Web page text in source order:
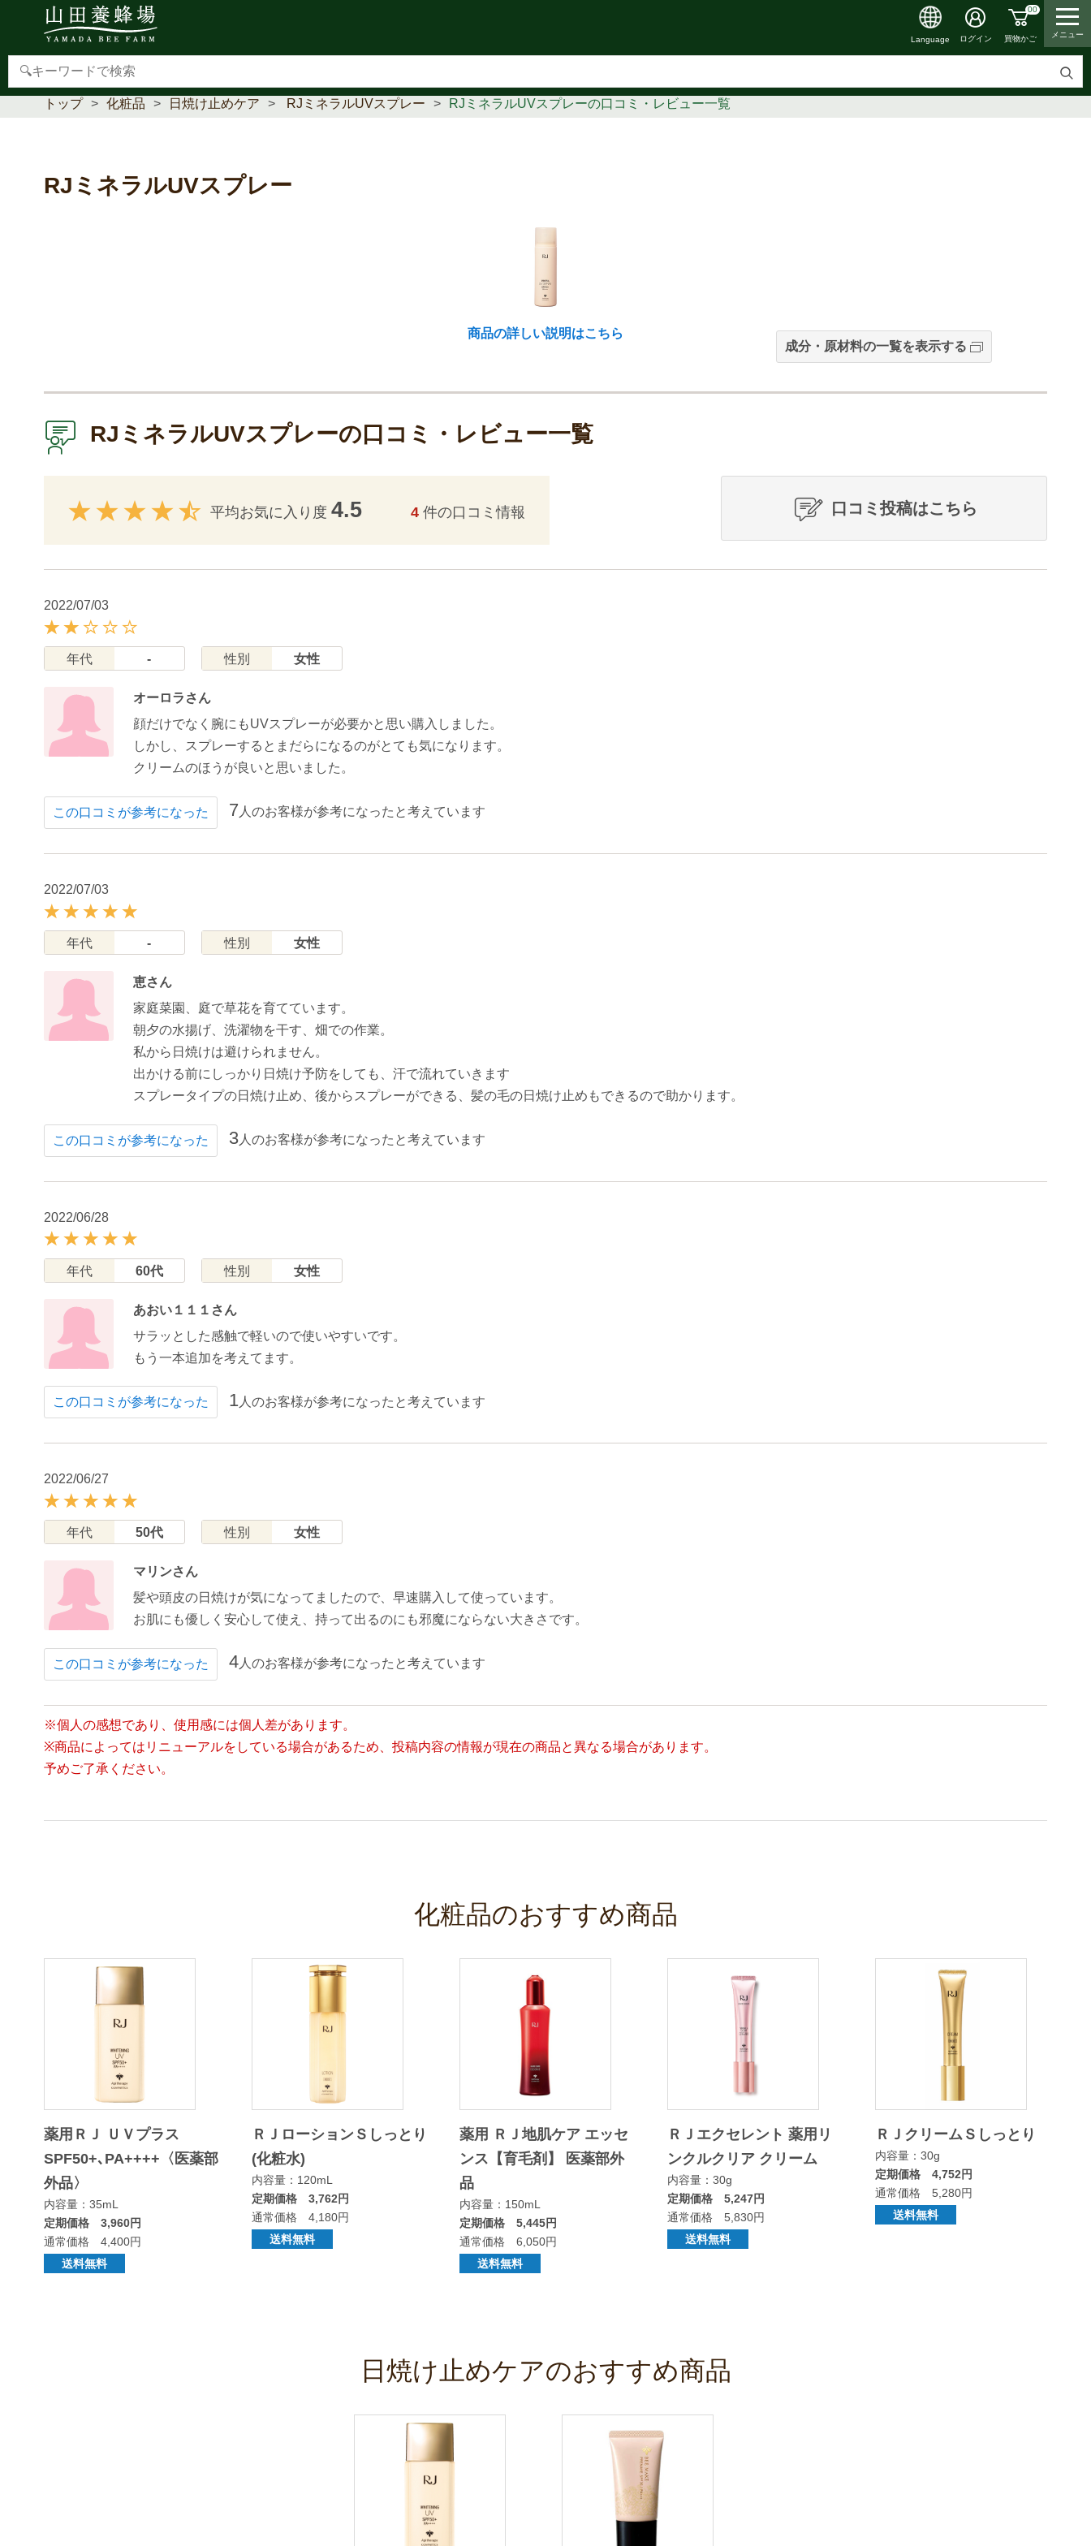
検
Language ログイン
00
買物かご メニュー
【重要】本人認証サービス(3Dセキュア2.0)導入のお知らせ
トップ 化粧品 日焼け止めケア RJミネラルUVスプレー RJミネラルUVスプレーの口コミ・レビュー一覧
RJミネラルUVスプレー
商品の詳しい説明はこちら
成分・原材料の一覧を表示する
RJミネラルUVスプレーの口コミ・レビュー一覧
口コミ投稿はこちら
平均お気に入り度 4.5 4 件の口コミ情報
2022/07/03
年代 - 性別 女性
オーロラさん
顔だけでなく腕にもUVスプレーが必要かと思い購入しました。
しかし、スプレーするとまだらになるのがとても気になります。
クリームのほうが良いと思いました。
この口コミが参考になった 7 人のお客様が参考になったと考えています
2022/07/03
年代 - 性別 女性
恵さん
家庭菜園、庭で草花を育てています。
朝夕の水揚げ、洗濯物を干す、畑での作業。
私から日焼けは避けられません。
出かける前にしっかり日焼け予防をしても、汗で流れていきます
スプレータイプの日焼け止め、後からスプレーができる、髪の毛の日焼け止めもできるので助かります。
この口コミが参考になった 3人のお客様が参考になったと考えています
2022/06/28
年代 60代 性別 女性
あおい１１１さん
サラッとした感触で軽いので使いやすいです。
もう一本追加を考えてます。
この口コミが参考になった 1 人のお客様が参考になったと考えています
2022/06/27
年代 50代 性別 女性
マリンさん
髪や頭皮の日焼けが気になってましたので、早速購入して使っています。
お肌にも優しく安心して使え、持って出るのにも邪魔にならない大きさです。
この口コミが参考になった 4人のお客様が参考になったと考えています
※個人の感想であり、使用感には個人差があります。
※商品によってはリニューアルをしている場合があるため、投稿内容の情報が現在の商品と異なる場合があります。
予めご了承ください。
化粧品のおすすめ商品
薬用ＲＪ ＵＶプラス
SPF50+､PA++++〈医薬部
外品〉
内容量：35mL
定期価格 3,960円
通常価格 4,400円
送料無料
ＲＪローションＳしっとり
(化粧水)
内容量：120mL
定期価格 3,762円
通常価格 4,180円
送料無料
薬用 ＲＪ地肌ケア エッセ
ンス【育毛剤】 医薬部外
品
内容量：150mL
定期価格 5,445円
通常価格 6,050円
送料無料
ＲＪエクセレント 薬用リ
ンクルクリア クリーム
内容量：30g
定期価格 5,247円
通常価格 5,830円
送料無料
ＲＪクリームＳしっとり
内容量：30g
定期価格 4,752円
通常価格 5,280円
送料無料
日焼け止めケアのおすすめ商品